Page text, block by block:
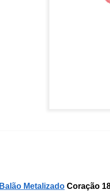
Balão Metalizado Coração